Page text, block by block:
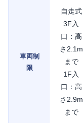
車両制
限
自走式
3F入
口：高
さ2.1m
まで
1F入
口：高
さ2.9m
まで